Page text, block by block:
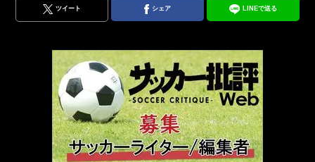
ツイート シェア LINEで送る